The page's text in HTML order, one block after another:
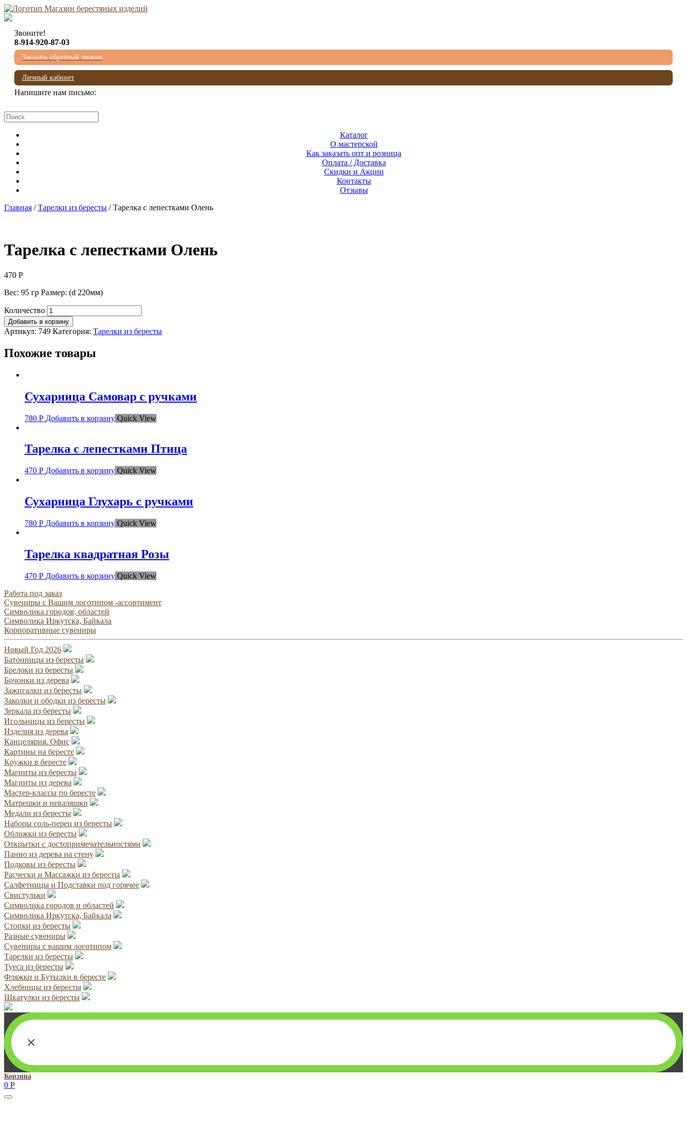
Звоните!
8-914-920-87-03
Заказать обратный звонок
Личный кабинет
Напишите нам письмо:
Каталог
О мастерской
Как заказать опт и розница
Оплата / Доставка
Скидки и Акции
Контакты
Отзывы
Главная /Тарелки из бересты / Тарелка с лепестками Олень
Тарелка с лепестками Олень
470 Р
Вес: 95 гр Размер: (d 220мм)
Количество
Добавить в корзину
Артикул: 749 Категория: Тарелки из бересты
Похожие товары
Сухарница Самовар с ручками
780 Р Добавить в корзину Quick View
Тарелка с лепестками Птица
470 Р Добавить в корзину Quick View
Сухарница Глухарь с ручками
780 Р Добавить в корзину Quick View
Тарелка квадратная Розы
470 Р Добавить в корзину Quick View
Работа под заказ
Сувениры с Вашим логотипом -ассортимент
Символика городов, областей
Символика Иркутска, Байкала
Корпоративные сувениры
Новый Год 2026
Батонницы из бересты
Брелоки из бересты
Бочонки из дерева
Зажигалки из бересты
Заколки и ободки из бересты
Зеркала из бересты
Игольницы из бересты
Изделия из дерева
Канцелярия. Офис
Картины на бересте
Кружки в бересте
Магниты из бересты
Магниты из дерева
Мастер-классы по бересте
Матрешки и неваляшки
Медали из бересты
Наборы соль-перец из бересты
Обложки из бересты
Открытки с достопримечательностями
Панно из дерева на стену
Подковы из бересты
Расчески и Массажки из бересты
Салфетницы и Подставки под горячее
Свистульки
Символика городов и областей
Символика Иркутска, Байкала
Стопки из бересты
Разные сувениры
Сувениры с вашим логотипом
Тарелки из бересты
Туеса из бересты
Фляжки и Бутылки в бересте
Хлебницы из бересты
Шкатулки из бересты
×
Корзина
0 Р